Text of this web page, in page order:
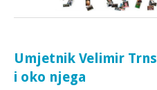
Umjetnik Velimir
i oko njega